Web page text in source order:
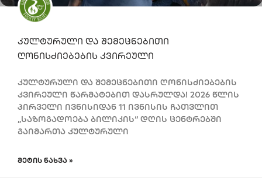
კულტურული და შემეცნებითი
ღონისძიებების კვირეული
კულტურული და შემეცნებითი ღონისძიებების
კვირეული წარმატებით დასრულდა! 2026 წლის
პირველი ივნისიდან 11 ივნისის ჩათვლით
„საზოგადოება ბილიკის“ დღის ცენტრებში
გაიმართა კულტურული
ᲛᲔᲢᲘᲡ ᲜᲐᲮᲕᲐ »